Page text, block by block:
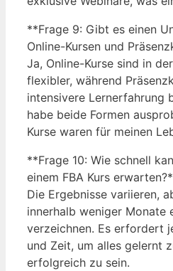
**Frage 9: Gibt es einen
Online-Kursen und
Ja, Online-Kurse sind in
flexibler, während
intensivere Lernerfahrung
habe beide Formen
Kurse waren für meinen
**Frage 10: Wie schnell
einem FBA Kurs
Die Ergebnisse variieren,
innerhalb weniger Monate
verzeichnen. Es erfordert
und Zeit, um alles gelernt
erfolgreich zu sein.